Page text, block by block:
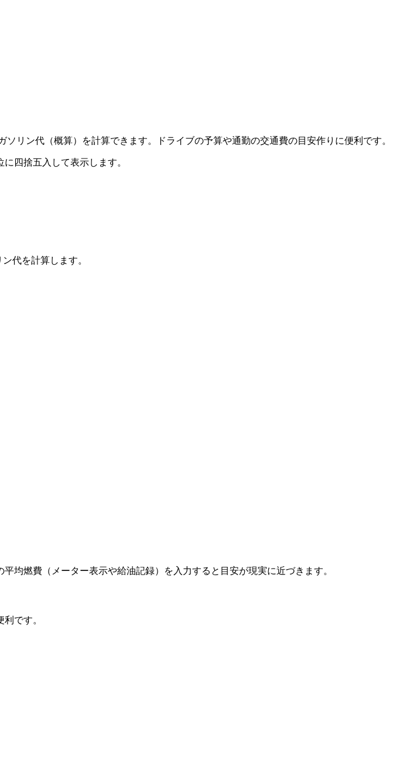
リン代（概算）を計算できます。ドライブの予算や通勤の交通費の目安作りに便利です。
四捨五入して表示します。
代を計算します。
均燃費（メーター表示や給油記録）を入力すると目安が現実に近づきます。
です。